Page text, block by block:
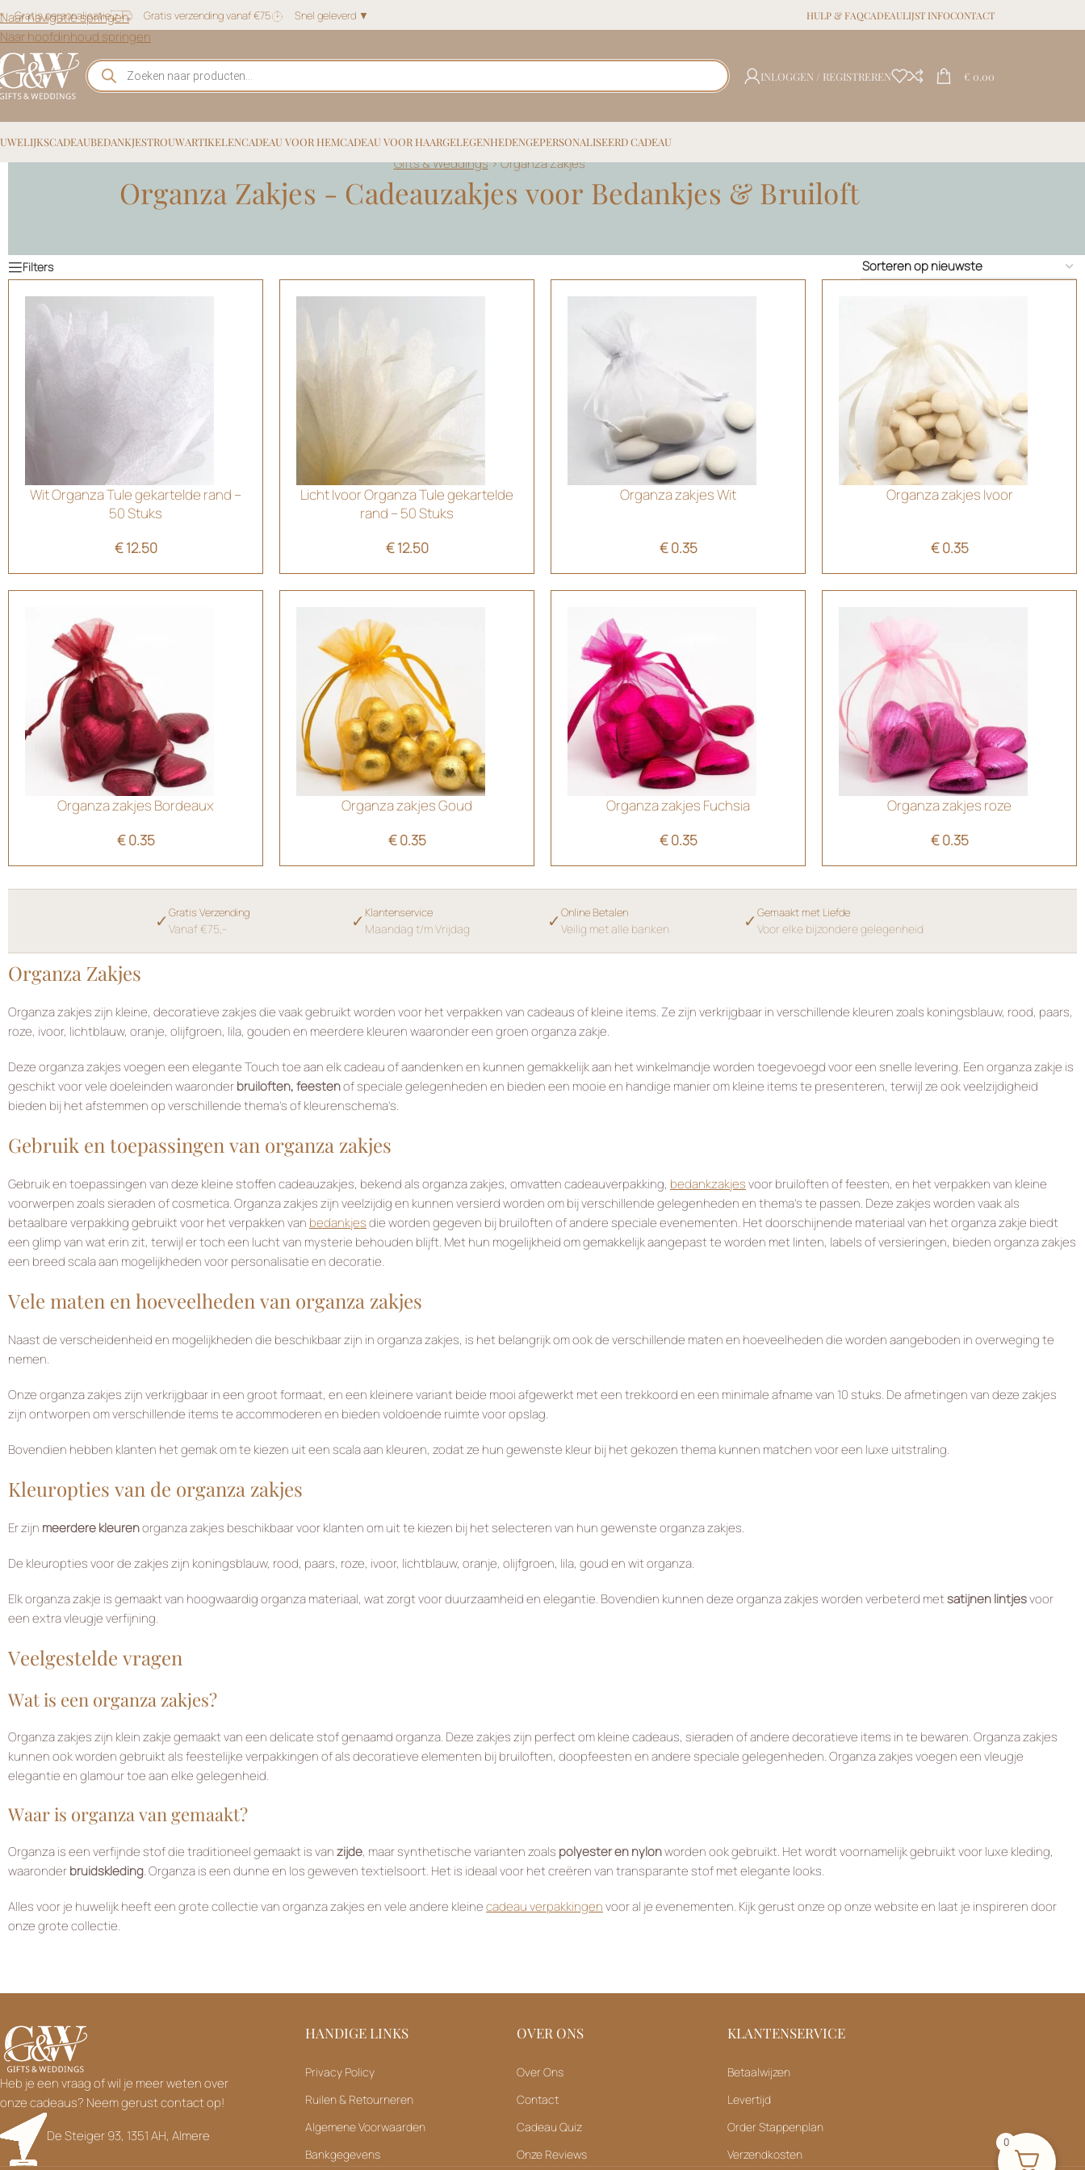
Naar navigatie springen
Naar hoofdinhoud springen
Gratis personalisatie Gratis verzending vanaf €75 Snel geleverd ▼ HULP & FAQCADEAULIJST INFOCONTACT
INLOGGEN / REGISTREREN € 0.00
BEDANKJESTROUWARTIKELENCADEAU VOOR HEMCADEAU VOOR HAARGELEGENHEDENGEPERSONALISEERD CADEAU
Gifts & Weddings>Organza Zakjes
Organza Zakjes - Cadeauzakjes voor Bedankjes & Bruiloft
Wit Organza Tule gekartelde rand –
50 Stuks
€12.50
Licht Ivoor Organza Tule gekartelde
rand – 50 Stuks
€12.50
Organza zakjes Wit
€0.35
Organza zakjes Ivoor
€0.35
Organza zakjes Bordeaux
€0.35
Organza zakjes Goud
€0.35
Organza zakjes Fuchsia
€0.35
Organza zakjes roze
€0.35
✓ Gratis Verzending
Vanaf €75,- ✓ Klantenservice
Maandag t/m Vrijdag ✓ Online Betalen
Veilig met alle banken ✓ Gemaakt met Liefde
Voor elke bijzondere gelegenheid
Organza Zakjes
Organza zakjes zijn kleine, decoratieve zakjes die vaak gebruikt worden voor het verpakken van cadeaus of kleine items. Ze zijn verkrijgbaar in verschillende kleuren zoals koningsblauw, rood, paars,
roze, ivoor, lichtblauw, oranje, olijfgroen, lila, gouden en meerdere kleuren waaronder een groen organza zakje.
Deze organza zakjes voegen een elegante Touch toe aan elk cadeau of aandenken en kunnen gemakkelijk aan het winkelmandje worden toegevoegd voor een snelle levering. Een organza zakje is
geschikt voor vele doeleinden waaronderbruiloften, feestenof speciale gelegenheden en bieden een mooie en handige manier om kleine items te presenteren, terwijl ze ook veelzijdigheid
bieden bij het afstemmen op verschillende thema’s of kleurenschema’s.
Gebruik en toepassingen van organza zakjes
Gebruik en toepassingen van deze kleine stoffen cadeauzakjes, bekend als organza zakjes, omvatten cadeauverpakking, bedankzakjesvoor bruiloften of feesten, en het verpakken van kleine
voorwerpen zoals sieraden of cosmetica. Organza zakjes zijn veelzijdig en kunnen versierd worden om bij verschillende gelegenheden en thema’s te passen. Deze zakjes worden vaak als
betaalbare verpakking gebruikt voor het verpakken van bedankjesdie worden gegeven bij bruiloften of andere speciale evenementen. Het doorschijnende materiaal van het organza zakje biedt
een glimp van wat erin zit, terwijl er toch een lucht van mysterie behouden blijft. Met hun mogelijkheid om gemakkelijk aangepast te worden met linten, labels of versieringen, bieden organza zakjes
een breed scala aan mogelijkheden voor personalisatie en decoratie.
Vele maten en hoeveelheden van organza zakjes
Naast de verscheidenheid en mogelijkheden die beschikbaar zijn in organza zakjes, is het belangrijk om ook de verschillende maten en hoeveelheden die worden aangeboden in overweging te
nemen.
Onze organza zakjes zijn verkrijgbaar in een groot formaat, en een kleinere variant beide mooi afgewerkt met een trekkoord en een minimale afname van 10 stuks. De afmetingen van deze zakjes
zijn ontworpen om verschillende items te accommoderen en bieden voldoende ruimte voor opslag.
Bovendien hebben klanten het gemak om te kiezen uit een scala aan kleuren, zodat ze hun gewenste kleur bij het gekozen thema kunnen matchen voor een luxe uitstraling.
Kleuropties van de organza zakjes
Er zijn meerdere kleurenorganza zakjes beschikbaar voor klanten om uit te kiezen bij het selecteren van hun gewenste organza zakjes.
De kleuropties voor de zakjes zijn koningsblauw, rood, paars, roze, ivoor, lichtblauw, oranje, olijfgroen, lila, goud en wit organza.
Elk organza zakje is gemaakt van hoogwaardig organza materiaal, wat zorgt voor duurzaamheid en elegantie. Bovendien kunnen deze organza zakjes worden verbeterd metsatijnen lintjesvoor
een extra vleugje verfijning.
Veelgestelde vragen
Wat is een organza zakjes?
Organza zakjes zijn klein zakje gemaakt van een delicate stof genaamd organza. Deze zakjes zijn perfect om kleine cadeaus, sieraden of andere decoratieve items in te bewaren. Organza zakjes
kunnen ook worden gebruikt als feestelijke verpakkingen of als decoratieve elementen bij bruiloften, doopfeesten en andere speciale gelegenheden. Organza zakjes voegen een vleugje
elegantie en glamour toe aan elke gelegenheid.
Waar is organza van gemaakt?
Organza is een verfijnde stof die traditioneel gemaakt is vanzijde, maar synthetische varianten zoals polyester en nylonworden ook gebruikt. Het wordt voornamelijk gebruikt voor luxe kleding,
waaronderbruidskleding. Organza is een dunne en los geweven textielsoort. Het is ideaal voor het creëren van transparante stof met elegante looks.
Alles voor je huwelijk heeft een grote collectie van organza zakjes en vele andere kleinecadeau verpakkingenvoor al je evenementen. Kijk gerust onze op onze website en laat je inspireren door
onze grote collectie.
Heb je een vraag of wil je meer weten over
onze cadeaus? Neem gerust contact op!
De Steiger 93, 1351 AH, Almere
HANDIGE LINKS
Privacy Policy
Ruilen & Retourneren
Algemene Voorwaarden
Bankgegevens
OVER ONS
Over Ons
Contact
Cadeau Quiz
Onze Reviews
KLANTENSERVICE
Betaalwijzen
Levertijd
Order Stappenplan
Verzendkosten
0